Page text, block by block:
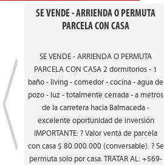
SE VENDE - ARRIENDA O PERMUTA
PARCELA CON CASA
SE VENDE - ARRIENDA O PERMUTA
PARCELA CON CASA 2 dormitorios - 1
baño - living - comedor - cocina - agua de
pozo - luz - totalmente cerrada - a metros
de la carretera hacia Balmaceda -
excelente oportunidad de inversión
IMPORTANTE: ? Valor venta de parcela
con casa $ 80.000.000 (conversable). ? Se
permuta solo por casa. TRATAR AL: +569-